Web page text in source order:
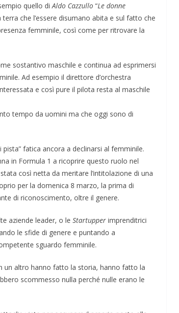
quello diAldo Cazzullo “Le donne
che l’essere disumano abita e sul fatto che
femminile, così come per ritrovare la
sostantivo maschile e continua ad esprimersi
Ad esempio il direttore d’orchestra
e così pure il pilota resta al maschile
tempo da uomini ma che oggi sono di
fatica ancora a declinarsi al femminile.
in Formula 1 a ricoprire questo ruolo nel
così netta da meritare l’intitolazione di una
per la domenica 8 marzo, la prima di
di riconoscimento, oltre il genere.
aziende leader, o le Startupper imprenditrici
le sfide di genere e puntando a
sguardo femminile.
un altro hanno fatto la storia, hanno fatto la
scommesso nulla perché nulle erano le
ApocalypseVietnam #7: Storia di una foto: “Rough
Justice on a Saigon Street”